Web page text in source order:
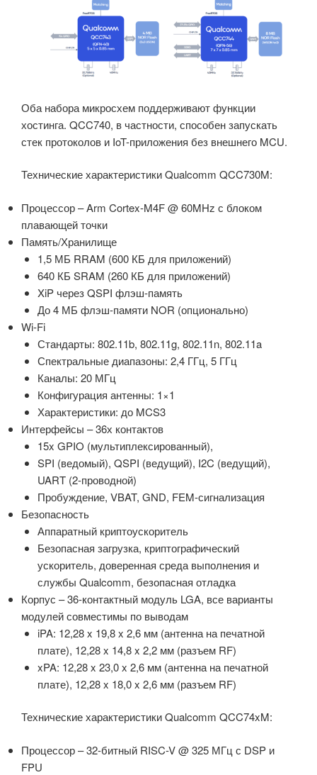
Оба набора микросхем поддерживают функции
хостинга. QCC740, в частности, способен запускать
стек протоколов и IoT-приложения без внешнего MCU.
Технические характеристики Qualcomm QCC730M:
Процессор – Arm Cortex-M4F @ 60MHz с блоком
плавающей точки
Память/Хранилище
1,5 МБ RRAM (600 КБ для приложений)
640 КБ SRAM (260 КБ для приложений)
XiP через QSPI флэш-память
До 4 МБ флэш-памяти NOR (опционально)
Wi-Fi
Стандарты: 802.11b, 802.11g, 802.11n, 802.11a
Спектральные диапазоны: 2,4 ГГц, 5 ГГц
Каналы: 20 МГц
Конфигурация антенны: 1×1
Характеристики: до MCS3
Интерфейсы – 36х контактов
15x GPIO (мультиплексированный),
SPI (ведомый), QSPI (ведущий), I2C (ведущий),
UART (2-проводной)
Пробуждение, VBAT, GND, FEM-сигнализация
Безопасность
Аппаратный криптоускоритель
Безопасная загрузка, криптографический
ускоритель, доверенная среда выполнения и
службы Qualcomm, безопасная отладка
Корпус – 36-контактный модуль LGA, все варианты
модулей совместимы по выводам
iPA: 12,28 x 19,8 x 2,6 мм (антенна на печатной
плате), 12,28 x 14,8 x 2,2 мм (разъем RF)
xPA: 12,28 x 23,0 x 2,6 мм (антенна на печатной
плате), 12,28 x 18,0 x 2,6 мм (разъем RF)
Технические характеристики Qualcomm QCC74xM:
Процессор – 32-битный RISC-V @ 325 МГц с DSP и
FPU